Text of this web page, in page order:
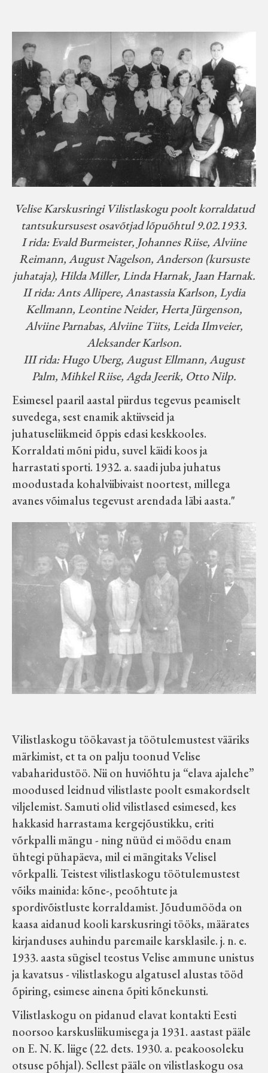
Muuseumisõprade Seltsingu, Kohaliku
Omaalgatuse Programmi ja Märjamaa
Vallavalitsuse abile.
Velise Karskusringi Vilistlaskogu poolt korraldatud
tantsukursusest osavõtjad lõpuõhtul 9.02.1933.
I rida: Evald Burmeister, Johannes Riise, Alviine
Reimann, August Nagelson, Anderson (kursuste
juhataja), Hilda Miller, Linda Harnak, Jaan Harnak.
II rida: Ants Allipere, Anastassia Karlson, Lydia
Kellmann, Leontine Neider, Herta Jürgenson,
Alviine Parnabas, Alviine Tiits, Leida Ilmveier,
Aleksander Karlson.
III rida: Hugo Uberg, August Ellmann, August
Palm, Mihkel Riise, Agda Jeerik, Otto Nilp.
Esimesel paaril aastal piirdus tegevus peamiselt
suvedega, sest enamik aktiivseid ja
juhatuseliikmeid õppis edasi keskkooles.
Korraldati mõni pidu, suvel käidi koos ja
harrastati sporti. 1932. a. saadi juba juhatus
moodustada kohalviibivaist noortest, millega
avanes võimalus tegevust arendada läbi aasta."
Vilistlaskogu töökavast ja töötulemustest vääriks
märkimist, et ta on palju toonud Velise
vabaharidustöö. Nii on huviõhtu ja “elava ajalehe”
moodused leidnud vilistlaste poolt esmakordselt
viljelemist. Samuti olid vilistlased esimesed, kes
hakkasid harrastama kergejõustikku, eriti
võrkpalli mängu - ning nüüd ei möödu enam
ühtegi pühapäeva, mil ei mängitaks Velisel
võrkpalli. Teistest vilistlaskogu töötulemustest
võiks mainida: kõne-, peoõhtute ja
spordivõistluste korraldamist. Jõudumööda on
kaasa aidanud kooli karskusringi tööks, määrates
kirjanduses auhindu paremaile karsklasile. j. n. e.
1933. aasta sügisel teostus Velise ammune unistus
ja kavatsus - vilistlaskogu algatusel alustas tööd
õpiring, esimese ainena õpiti kõnekunsti.
Vilistlaskogu on pidanud elavat kontakti Eesti
noorsoo karskusliikumisega ja 1931. aastast pääle
on E. N. K. liige (22. dets. 1930. a. peakoosoleku
otsuse põhjal). Sellest pääle on vilistlaskogu osa